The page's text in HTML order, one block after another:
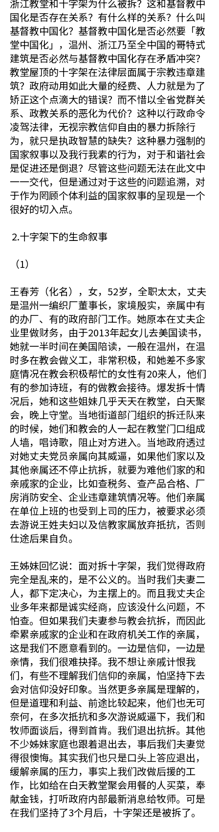
浙江教堂和十字架为什么被拆？这和基督教中
国化是否存在关系？有什么样的关系？什么叫
基督教中国化？基督教中国化是否必然要「教
堂中国化」，温州、浙江乃至全中国的哥特式
建筑是否必然与基督教中国化存在矛盾冲突？
教堂屋顶的十字架在法律层面属于宗教违章建
筑？政府动用如此大量的经费、人力就是为了
矫正这个点滴大的错误？而不惜以全省党群关
系、政教关系的恶化为代价？这种以行政命令
凌驾法律，无视宗教信仰自由的暴力拆除行
为，就只是执政智慧的缺失？这种暴力强制的
国家叙事以及我行我素的行为，对于和谐社会
是促进还是倒退？尽管这些问题无法在此文中
一一交代，但是通过对于这些的问题追溯，对
于作为罔顾个体利益的国家叙事的呈现是一个
很好的切入点。
2.十字架下的生命叙事
（1）
王春芳（化名），女，52岁，全职太太，丈夫
是温州一编织厂董事长，家境殷实，亲属中有
的办厂、有的政府部门工作。她原本在丈夫企
业里做财务，由于2013年起女儿去美国读书，
她就一半时间在美国陪读，一般在温州，在温
时多在教会做义工，非常积极，和她差不多家
庭情况在教会积极帮忙的女性有20来人，他们
有的参加诗班，有的做教会接待。爆发拆十情
况后，她和这些姐妹几乎天天在教堂，白天聚
会，晚上守堂。当地街道部门组织的拆迁队来
的时候，她们和教会的人一起在教堂门口组成
人墙，唱诗歌，阻止对方进入。当地政府透过
对她丈夫党员亲属向其威逼，如果他们家以及
其他亲属还不停止抗拆，就要为难他们家的和
亲戚家的企业，比如查税务、查产品合格、厂
房消防安全、企业违章建筑情况等。他们亲属
在单位上班的也受到上司的压力，被要求必须
去游说王姓夫妇以及信教家属放弃抵抗，否则
仕途后果自负。
王姊妹回忆说：面对拆十字架，我们觉得政府
完全是乱来的，是不公义的。当时我们夫妻二
人，都下定决心，为主摆上的。而且我丈夫企
业多年来都是诚实经商，应该没什么问题，不
怕查。但如果我们夫妻参与教会抗拆，而因此
牵累亲戚家的企业和在政府机关工作的亲属，
这是我们不愿意看到的。一边是信仰，一边是
亲情，我们很难抉择。我不想让亲戚计恨我
们，有些不理解我们信仰的亲属，怕坚持下去
会对信仰没好印象。当然更多亲属是理解的，
但是道理和利益、前途比较起来，他们也无可
奈何，在多次抵抗和多次游说威逼下，我们和
牧师面谈后，得到首肯。我们退出抗拆。其他
不少姊妹家庭也跟着退出去，事后我们夫妻觉
得很懊悔。其实我们也只是口头上答应退出，
缓解亲属的压力，事实上我们改做后援的工
作，比如给在白天教堂聚会用餐的人买菜，奉
献金钱，打听政府内部最新消息给牧师。可是
在我们坚持了3个月后，十字架还是被拆了。